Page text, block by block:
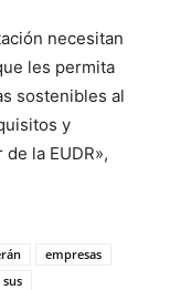
necesitan
les permita
sostenibles al
y
la EUDR»,
empresas
sus